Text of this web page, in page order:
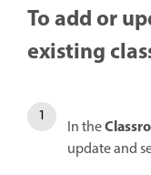
To add or
existing
In the
update and